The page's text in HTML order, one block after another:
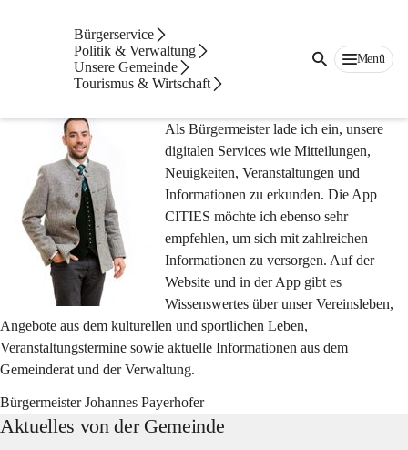
Bürgerservice
Politik & Verwaltung
Unsere Gemeinde
Tourismus & Wirtschaft
Menü
mehr...
Der Bürgermeister begrüßt
Als Bürgermeister lade ich ein, unsere
digitalen Services wie Mitteilungen,
Neuigkeiten, Veranstaltungen und
Informationen zu erkunden. Die App
CITIES möchte ich ebenso sehr
empfehlen, um sich mit zahlreichen
Informationen zu versorgen. Auf der
Website und in der App gibt es
Wissenswertes über unser Vereinsleben,
Angebote aus dem kulturellen und sportlichen Leben,
Veranstaltungstermine sowie aktuelle Informationen aus dem
Gemeinderat und der Verwaltung.
Bürgermeister Johannes Payerhofer
Aktuelles von der Gemeinde